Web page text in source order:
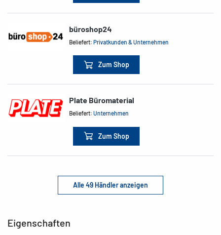
büroshop24
Beliefert:Privatkunden & Unternehmen
Zum Shop
Plate Büromaterial
Beliefert:Unternehmen
Zum Shop
Alle 49 Händler anzeigen
Eigenschaften